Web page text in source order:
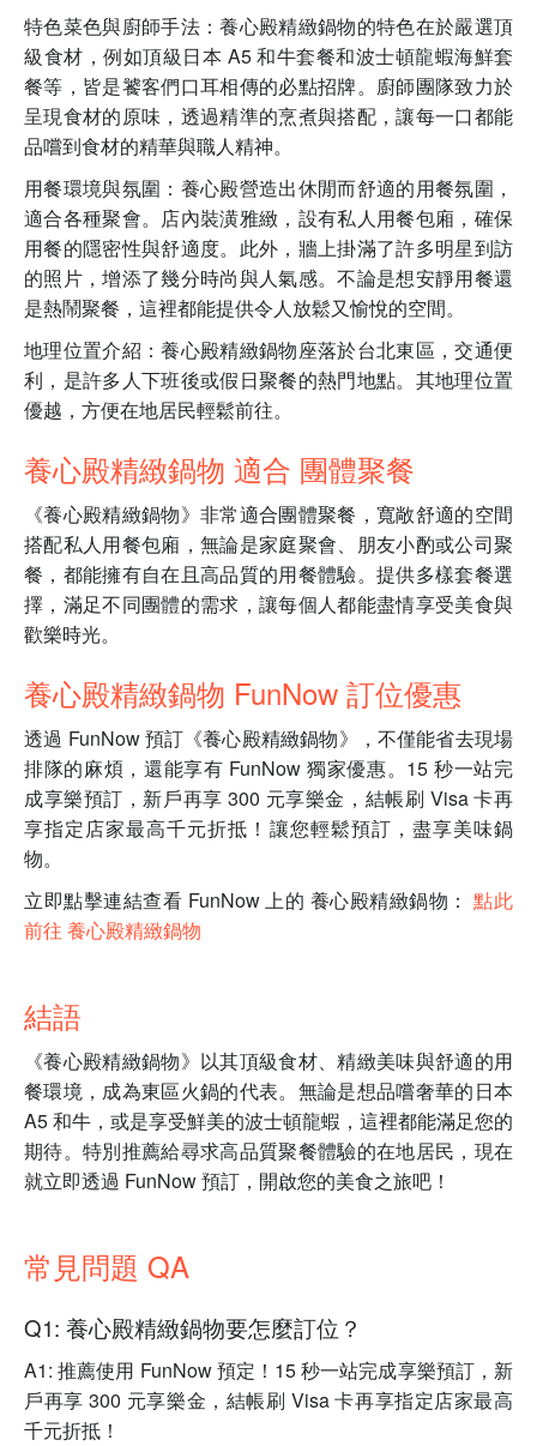
特色菜色與廚師手法：養心殿精緻鍋物的特色在於嚴選頂
級食材，例如頂級日本 A5 和牛套餐和波士頓龍蝦海鮮套
餐等，皆是饕客們口耳相傳的必點招牌。廚師團隊致力於
呈現食材的原味，透過精準的烹煮與搭配，讓每一口都能
品嚐到食材的精華與職人精神。
用餐環境與氛圍：養心殿營造出休閒而舒適的用餐氛圍，
適合各種聚會。店內裝潢雅緻，設有私人用餐包廂，確保
用餐的隱密性與舒適度。此外，牆上掛滿了許多明星到訪
的照片，增添了幾分時尚與人氣感。不論是想安靜用餐還
是熱鬧聚餐，這裡都能提供令人放鬆又愉悅的空間。
地理位置介紹：養心殿精緻鍋物座落於台北東區，交通便
利，是許多人下班後或假日聚餐的熱門地點。其地理位置
優越，方便在地居民輕鬆前往。
養心殿精緻鍋物 適合 團體聚餐
《養心殿精緻鍋物》非常適合團體聚餐，寬敞舒適的空間
搭配私人用餐包廂，無論是家庭聚會、朋友小酌或公司聚
餐，都能擁有自在且高品質的用餐體驗。提供多樣套餐選
擇，滿足不同團體的需求，讓每個人都能盡情享受美食與
歡樂時光。
養心殿精緻鍋物 FunNow 訂位優惠
透過 FunNow 預訂《養心殿精緻鍋物》，不僅能省去現場
排隊的麻煩，還能享有 FunNow 獨家優惠。15 秒一站完
成享樂預訂，新戶再享 300 元享樂金，結帳刷 Visa 卡再
享指定店家最高千元折抵！讓您輕鬆預訂，盡享美味鍋
物。
立即點擊連結查看 FunNow 上的 養心殿精緻鍋物：點此
前往 養心殿精緻鍋物
結語
《養心殿精緻鍋物》以其頂級食材、精緻美味與舒適的用
餐環境，成為東區火鍋的代表。無論是想品嚐奢華的日本
A5 和牛，或是享受鮮美的波士頓龍蝦，這裡都能滿足您的
期待。特別推薦給尋求高品質聚餐體驗的在地居民，現在
就立即透過 FunNow 預訂，開啟您的美食之旅吧！
常見問題 QA
Q1: 養心殿精緻鍋物要怎麼訂位？
A1: 推薦使用 FunNow 預定！15 秒一站完成享樂預訂，新
戶再享 300 元享樂金，結帳刷 Visa 卡再享指定店家最高
千元折抵！